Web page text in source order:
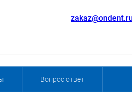
zakaz@ondent.ru
Вопрос ответ